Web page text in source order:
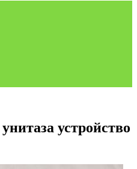
устройство